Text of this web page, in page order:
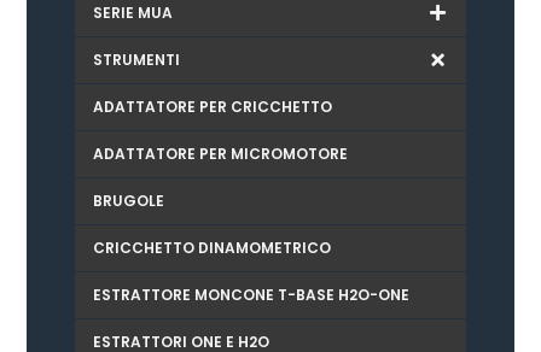
SERIE MUA
STRUMENTI
ADATTATORE PER CRICCHETTO
ADATTATORE PER MICROMOTORE
BRUGOLE
CRICCHETTO DINAMOMETRICO
ESTRATTORE MONCONE T-BASE H2O-ONE
ESTRATTORI ONE E H2O